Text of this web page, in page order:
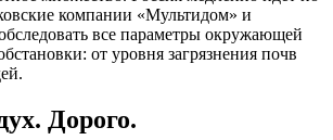
компании «Мультидом» и
все параметры окружающей
от уровня загрязнения почв
Дорого.